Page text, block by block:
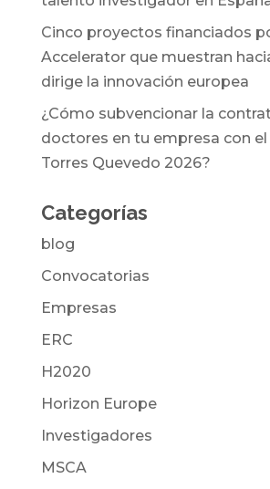
Cinco proyectos financiados
Accelerator que muestran
dirige la innovación europea
¿Cómo subvencionar la
doctores en tu empresa con
Torres Quevedo 2026?
Categorías
blog
Convocatorias
Empresas
ERC
H2020
Horizon Europe
Investigadores
MSCA